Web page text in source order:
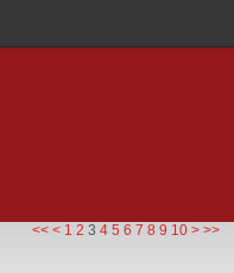
<< < 1 2 3 4 5 6 7 8 9 10 20
> >>